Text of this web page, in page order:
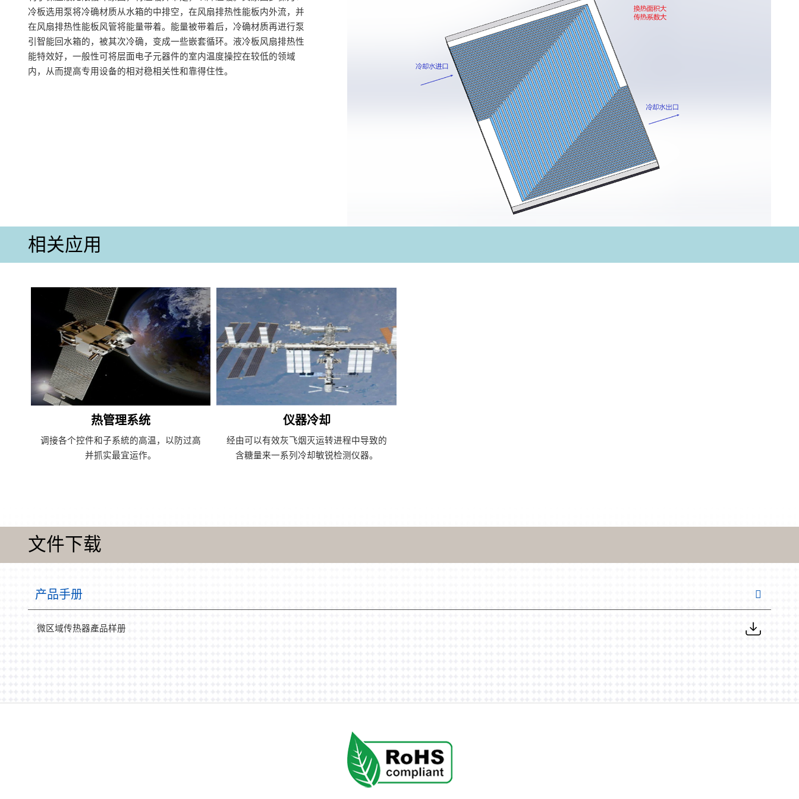
冷板选用泵将冷确材质从水箱的中排空，在风扇排热性能板内外流，并
在风扇排热性能板风管将能量带着。能量被带着后，冷确材质再进行泵
引智能回水箱的，被其次冷确，变成一些嵌套循环。液冷板风扇排热性
能特效好，一般性可将层面电子元器件的室内温度操控在较低的领域
内，从而提高专用设备的相对稳相关性和靠得住性。
相关应用
热管理系统
调接各个控件和子系統的高温，以防过高
并抓实最宜运作。
仪器冷却
经由可以有效灰飞烟灭运转进程中导致的
含糖量来一系列冷却敏锐检测仪器。
文件下载
产品手册
微区域传热器產品样册